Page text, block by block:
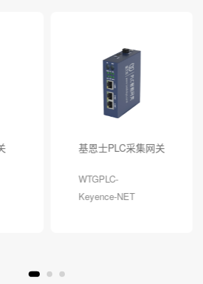
基恩士PLC采集网关
WTGPLC-
Keyence-NET